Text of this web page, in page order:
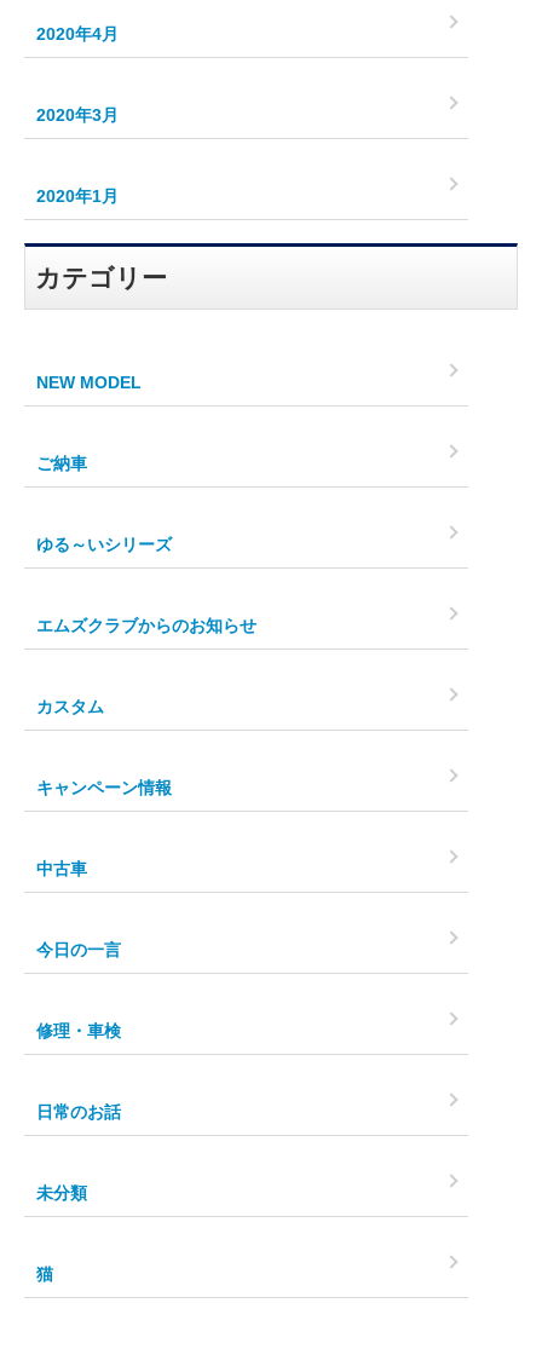
2020年4月
2020年3月
2020年1月
カテゴリー
NEW MODEL
ご納車
ゆる～いシリーズ
エムズクラブからのお知らせ
カスタム
キャンペーン情報
中古車
今日の一言
修理・車検
日常のお話
未分類
猫